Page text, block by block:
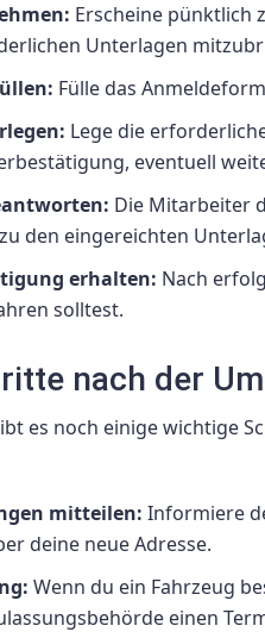
Erscheine pünktlich
Unterlagen
Fülle das
Lege die
eventuell
Die Mitarbeiter
den eingereichten
erhalten: Nach
solltest.
nach der
es noch einige wichtige
mitteilen: Informiere
deine neue Adresse.
Wenn du ein Fahrzeug
einen